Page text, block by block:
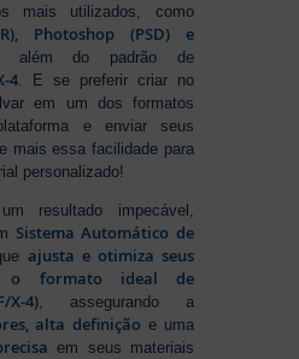
mais utilizados, como
Photoshop (PSD) e
, além do padrão de
4 . E se preferir criar no
em um dos formatos
e enviar seus
mais essa facilidade para
personalizado!
resultado impecável,
Sistema Automático de
ajusta e otimiza seus
o formato ideal de
4) , assegurando a
alta definição e uma
em seus materiais